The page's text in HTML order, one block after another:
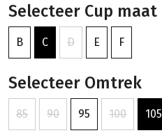
Selecteer Cup maat
B C D E F
Selecteer Omtrek
85 90 95 100 105